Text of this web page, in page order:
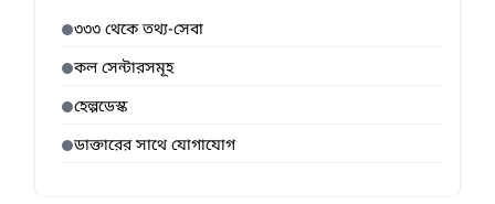
৩৩৩ থেকে তথ্য-সেবা
কল সেন্টারসমূহ
হেল্পডেস্ক
ডাক্তারের সাথে যোগাযোগ